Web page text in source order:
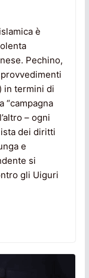
è
Pechino,
in termini di
“campagna
– ogni
dei diritti
e
si
gli Uiguri